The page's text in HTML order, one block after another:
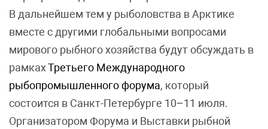
В дальнейшем тем у рыболовства в Арктике
вместе с другими глобальными вопросами
мирового рыбного хозяйства будут обсуждать в
рамкахТретьего Международного
рыбопромышленного форума, который
состоится в Санкт-Петербурге 10–11 июля.
Организатором Форума и Выставки рыбной